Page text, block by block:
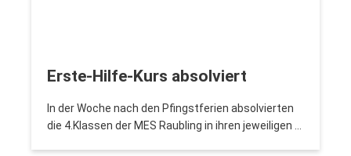
Erste-Hilfe-Kurs absolviert
In der Woche nach den Pfingstferien absolvierten
die 4.Klassen der MES Raubling in ihren jeweiligen …